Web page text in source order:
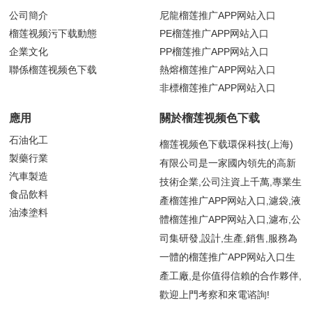
公司簡介
榴莲视频污下载動態
企業文化
聯係榴莲视频色下载
尼龍榴莲推广APP网站入口
PE榴莲推广APP网站入口
PP榴莲推广APP网站入口
熱熔榴莲推广APP网站入口
非標榴莲推广APP网站入口
應用
石油化工
製藥行業
汽車製造
食品飲料
油漆塗料
關於榴莲视频色下载
榴莲视频色下载環保科技(上海)
有限公司是一家國內領先的高新
技術企業,公司注資上千萬,專業生
產榴莲推广APP网站入口,濾袋,液
體榴莲推广APP网站入口,濾布,公
司集研發,設計,生產,銷售,服務為
一體的榴莲推广APP网站入口生
產工廠,是你值得信賴的合作夥伴,
歡迎上門考察和來電谘詢!